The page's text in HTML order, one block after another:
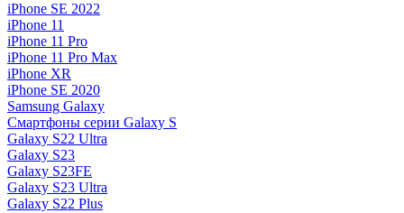
iPhone SE 2022
iPhone 11
iPhone 11 Pro
iPhone 11 Pro Max
iPhone XR
iPhone SE 2020
Samsung Galaxy
Смартфоны серии Galaxy S
Galaxy S22 Ultra
Galaxy S23
Galaxy S23FE
Galaxy S23 Ultra
Galaxy S22 Plus